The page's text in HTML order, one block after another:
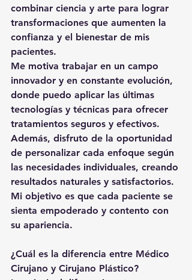
combinar ciencia y arte para lograr
transformaciones que aumenten la
confianza y el bienestar de mis
pacientes.
Me motiva trabajar en un campo
innovador y en constante evolución,
donde puedo aplicar las últimas
tecnologías y técnicas para ofrecer
tratamientos seguros y efectivos.
Además, disfruto de la oportunidad
de personalizar cada enfoque según
las necesidades individuales, creando
resultados naturales y satisfactorios.
Mi objetivo es que cada paciente se
sienta empoderado y contento con
su apariencia.
¿Cuál es la diferencia entre Médico
Cirujano y Cirujano Plástico?